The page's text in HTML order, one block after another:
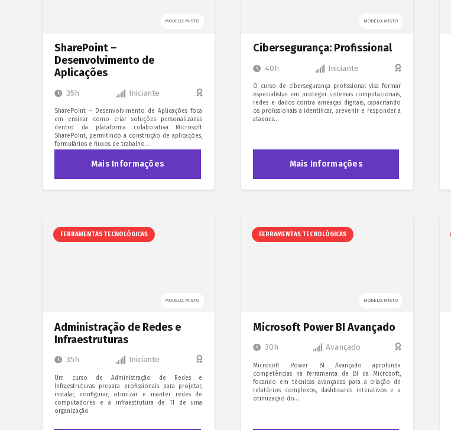
MODELO: MISTO
SharePoint –
Desenvolvimento de
Aplicações
35h Iniciante
SharePoint – Desenvolvimento de Aplicações foca
em ensinar como criar soluções personalizadas
dentro da plataforma colaborativa Microsoft
SharePoint, permitindo a construção de aplicações,
formulários e fluxos de trabalho…
Mais Informações
MODELO: MISTO
Cibersegurança: Profissional
40h Iniciante
O curso de cibersegurança profissional visa formar
especialistas em proteger sistemas computacionais,
redes e dados contra ameaças digitais, capacitando
os profissionais a identificar, prevenir e responder a
ataques…
Mais Informações
FERRAMENTAS TECNOLÓGICAS
MODELO: MISTO
Administração de Redes e
Infraestruturas
35h Iniciante
Um curso de Administração de Redes e
Infraestruturas prepara profissionais para projetar,
instalar, configurar, otimizar e manter redes de
computadores e a infraestrutura de TI de uma
organização.
FERRAMENTAS TECNOLÓGICAS
MODELO: MISTO
Microsoft Power BI Avançado
30h Avançado
Microsoft Power BI Avançado aprofunda
competências na ferramenta de BI da Microsoft,
focando em técnicas avançadas para a criação de
relatórios complexos, dashboards interativos e a
otimização do…